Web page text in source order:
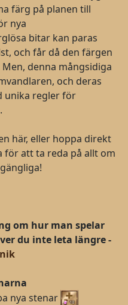
färg på planen till
nya
bitar kan paras
och får då den färgen
denna mångsidiga
och deras
unika regler för
här, eller hoppa direkt
för att ta reda på allt om
om hur man spelar
du inte leta längre -
nya stenar